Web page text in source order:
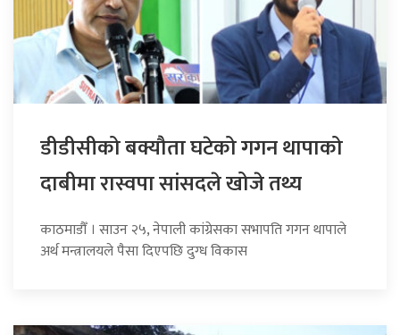
डीडीसीको बक्यौता घटेको गगन थापाको
दाबीमा रास्वपा सांसदले खोजे तथ्य
काठमाडौँ । साउन २५, नेपाली कांग्रेसका सभापति गगन थापाले
अर्थ मन्त्रालयले पैसा दिएपछि दुग्ध विकास